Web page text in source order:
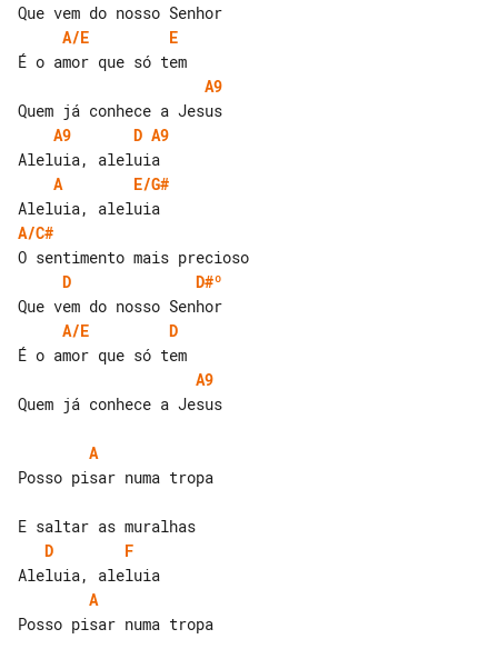
A/E
E
A9
A9
D A9
A
E/G#
A/C#
D
D#º
A/E
D
A9
Quem já conhece a Jesus
A
Posso pisar numa tropa
D
F
A
Posso pisar numa tropa